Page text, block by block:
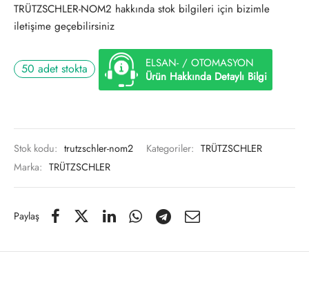
TRÜTZSCHLER-NOM2 hakkında stok bilgileri için bizimle
iletişime geçebilirsiniz
50 adet stokta
ELSAN- / OTOMASYON
Ürün Hakkında Detaylı Bilgi
Stok kodu: trutzschler-nom2 Kategoriler: TRÜTZSCHLER
Marka: TRÜTZSCHLER
Paylaş